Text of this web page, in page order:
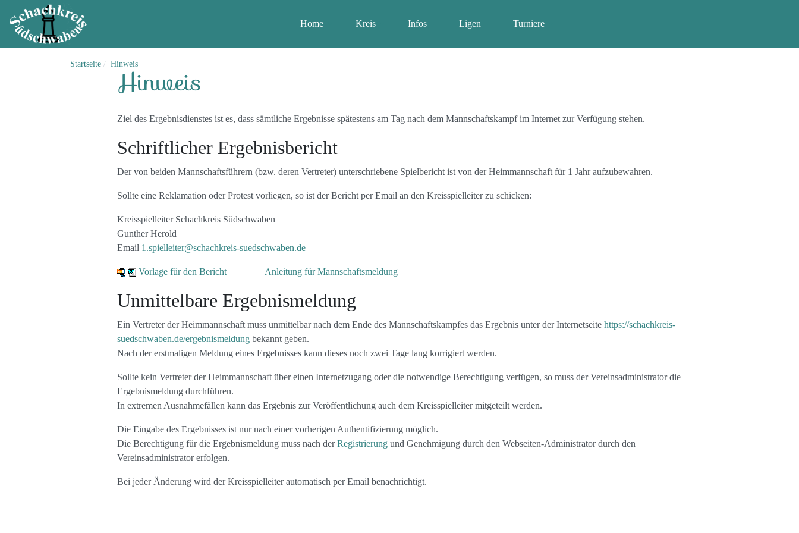
Home Kreis Infos Ligen Turniere
Startseite Hinweis
Hinweis
Ziel des Ergebnisdienstes ist es, dass sämtliche Ergebnisse spätestens am Tag nach dem Mannschaftskampf im Internet zur Verfügung stehen.
Schriftlicher Ergebnisbericht
Der von beiden Mannschaftsführern (bzw. deren Vertreter) unterschriebene Spielbericht ist von der Heimmannschaft für 1 Jahr aufzubewahren.
Sollte eine Reklamation oder Protest vorliegen, so ist der Bericht per Email an den Kreisspielleiter zu schicken:
Kreisspielleiter Schachkreis Südschwaben
Gunther Herold
Email 1.spielleiter@schachkreis-suedschwaben.de
Vorlage für den Bericht Anleitung für Mannschaftsmeldung
Unmittelbare Ergebnismeldung
Ein Vertreter der Heimmannschaft muss unmittelbar nach dem Ende des Mannschaftskampfes das Ergebnis unter der Internetseite https://schachkreis-
suedschwaben.de/ergebnismeldung bekannt geben.
Nach der erstmaligen Meldung eines Ergebnisses kann dieses noch zwei Tage lang korrigiert werden.
Sollte kein Vertreter der Heimmannschaft über einen Internetzugang oder die notwendige Berechtigung verfügen, so muss der Vereinsadministrator die
Ergebnismeldung durchführen.
In extremen Ausnahmefällen kann das Ergebnis zur Veröffentlichung auch dem Kreisspielleiter mitgeteilt werden.
Die Eingabe des Ergebnisses ist nur nach einer vorherigen Authentifizierung möglich.
Die Berechtigung für die Ergebnismeldung muss nach derRegistrierung und Genehmigung durch den Webseiten-Administrator durch den
Vereinsadministrator erfolgen.
Bei jeder Änderung wird der Kreisspielleiter automatisch per Email benachrichtigt.